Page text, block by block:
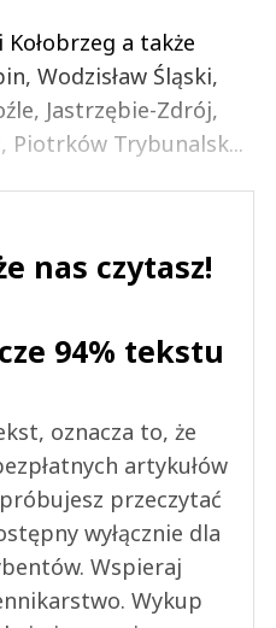
a także
Wodzisław Śląski,
Jastrzębie-Zdrój,
Piotrków Trybunalsk...
nas czytasz!
94% tekstu
oznacza to, że
artykułów
przeczytać
wyłącznie dla
Wspieraj
Wykup